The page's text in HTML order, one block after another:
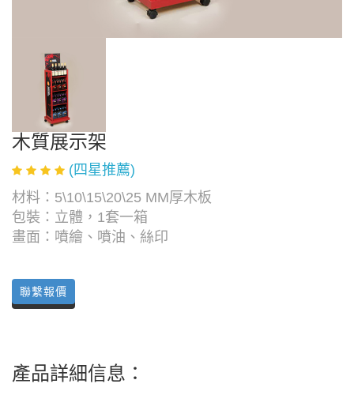
木質展示架
(四星推薦)
材料：5\10\15\20\25 MM厚木板
包裝：立體，1套一箱
畫面：噴繪、噴油、絲印
聯繫報價
產品詳細信息：